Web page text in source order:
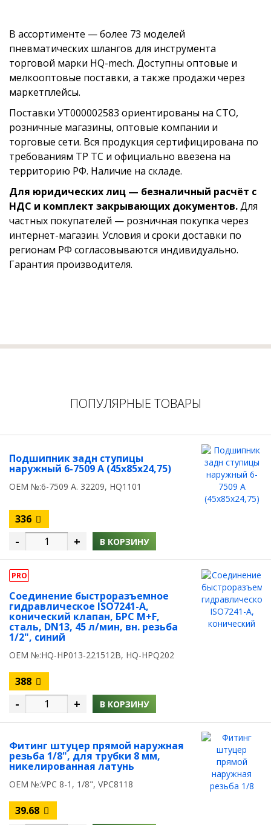
В ассортименте — более 73 моделей
пневматических шлангов для инструмента
торговой марки HQ-mech. Доступны оптовые и
мелкооптовые поставки, а также продажи через
маркетплейсы.
Поставки УТ000002583 ориентированы на СТО,
розничные магазины, оптовые компании и
торговые сети. Вся продукция сертифицирована по
требованиям ТР ТС и официально ввезена на
территорию РФ. Наличие на складе.
Для юридических лиц — безналичный расчёт с
НДС и комплект закрывающих документов.Для
частных покупателей — розничная покупка через
интернет-магазин. Условия и сроки доставки по
регионам РФ согласовываются индивидуально.
Гарантия производителя.
ПОПУЛЯРНЫЕ ТОВАРЫ
Подшипник задн ступицы
наружный 6-7509 А (45x85x24,75)
OEM №:6-7509 А. 32209, HQ1101
336
- + В КОРЗИНУ
PRO
Соединение быстроразъемное
гидравлическое ISO7241-A,
конический клапан, БРС M+F,
сталь, DN13, 45 л/мин, вн. резьба
1/2", синий
OEM №:HQ-HP013-221512B, HQ-HPQ202
388
- + В КОРЗИНУ
Фитинг штуцер прямой наружная
резьба 1/8", для трубки 8 мм,
никелированная латунь
OEM №:VPC 8-1, 1/8", VPC8118
39.68